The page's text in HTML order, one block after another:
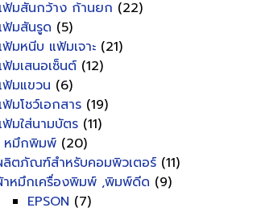
ฟ้มสันกว้าง ก้านยก (22)
ฟ้มสันรูด (5)
ฟ้มหนีบ แฟ้มเจาะ (21)
ฟ้มเสนอเซ็นต์ (12)
ฟ้มแขวน (6)
มโชว์เอกสาร (19)
ฟ้มใส่นามบัตร (11)
หมึกพิมพ์ (20)
ลิตภัณฑ์สำหรับคอมพิวเตอร์ (11)
าหมึกเครื่องพิมพ์ ,พิมพ์ดีด (9)
EPSON (7)